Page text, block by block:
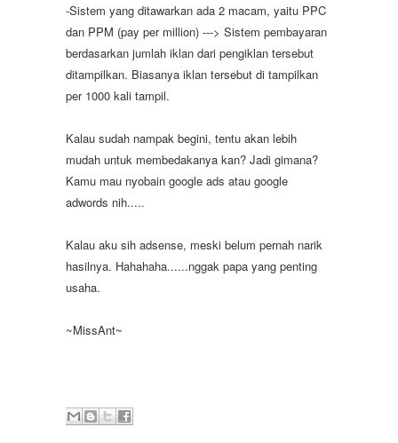
-Sistem yang ditawarkan ada 2 macam, yaitu PPC
dan PPM (pay per million) ---> Sistem pembayaran
berdasarkan jumlah iklan dari pengiklan tersebut
ditampilkan. Biasanya iklan tersebut di tampilkan
per 1000 kali tampil.
Kalau sudah nampak begini, tentu akan lebih
mudah untuk membedakanya kan? Jadi gimana?
Kamu mau nyobain google ads atau google
adwords nih.....
Kalau aku sih adsense, meski belum pernah narik
hasilnya. Hahahaha......nggak papa yang penting
usaha.
~MissAnt~